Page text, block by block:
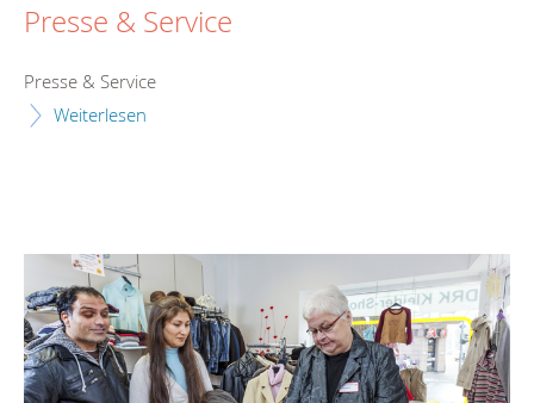
Presse & Service
Presse & Service
Weiterlesen